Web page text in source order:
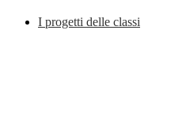
I progetti delle classi